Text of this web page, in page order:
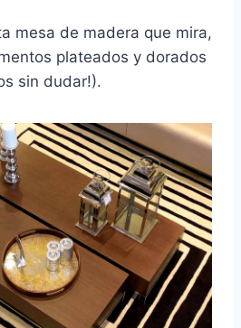
mesa de madera que mira,
plateados y dorados
sin dudar!).